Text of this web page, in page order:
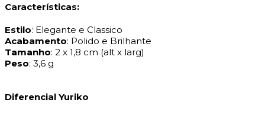
Características:
Estilo: Elegante e Classico
Acabamento: Polido e Brilhante
Tamanho: 2 x 1,8 cm (alt x larg)
Peso: 3,6 g
Diferencial Yuriko